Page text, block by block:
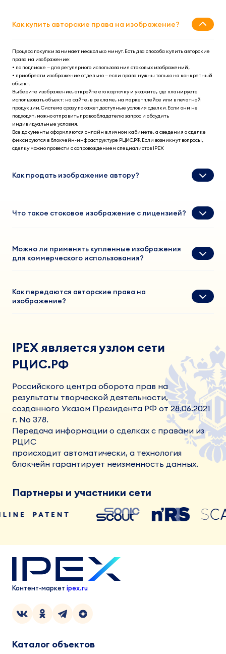
Как купить авторские права на изображение?
Процесс покупки занимает несколько минут. Есть два способа купить авторские
права на изображение:
• по подписке — для регулярного использования стоковых изображений;
• приобрести изображение отдельно — если права нужны только на конкретный
объект.
Выберите изображение, откройте его карточку и укажите, где планируете
использовать объект: на сайте, в рекламе, на маркетплейсе или в печатной
продукции. Система сразу покажет доступные условия сделки. Если они не
подходят, можно отправить правообладателю запрос и обсудить
индивидуальные условия.
Все документы оформляются онлайн в личном кабинете, а сведения о сделке
фиксируются в блокчейн-инфраструктуре РЦИС.РФ. Если возникнут вопросы,
сделку можно провести ссопровождением специалистов IPEX
Как продать изображение автору?
Что такое стоковое изображение с лицензией?
Можно ли применять купленные изображения
для коммерческого использования?
Как передаются авторские права на
изображение?
IPEX является узлом сети
РЦИС.РФ
Российского центра оборота прав на
результаты творческой деятельности,
созданного Указом Президента РФ от 28.06.2021
г. No 378.
Передача информации о сделках с правами из
РЦИС
происходит автоматически, а технология
блокчейн гарантирует неизменность данных.
Партнеры и участники сети
Контент-маркет ipex.ru
Каталог объектов